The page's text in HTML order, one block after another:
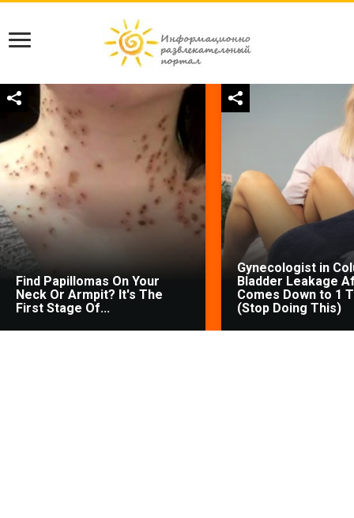
Find Papillomas On Your
Neck Or Armpit? It's The
First Stage Of...
Gynecologist in
Bladder Leakage
Comes Down to 1
(Stop Doing This)